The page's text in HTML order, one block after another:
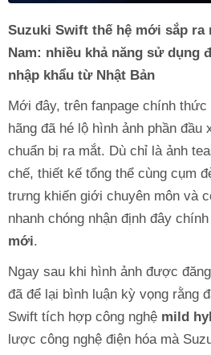
Suzuki Swift thế hệ mới sắp
Nam: nhiều khả năng sử dụng
nhập khẩu từ Nhật Bản
Mới đây, trên fanpage chính
hãng đã hé lộ hình ảnh phần đầu
chuẩn bị ra mắt. Dù chỉ là ảnh
chế, thiết kế tổng thể cùng cụm
trưng khiến giới chuyên môn và
nhanh chóng nhận định đây
mới.
Ngay sau khi hình ảnh được
đã để lại bình luận kỳ vọng rằng
Swift tích hợp công nghệ mild
lược công nghệ điện hóa mà